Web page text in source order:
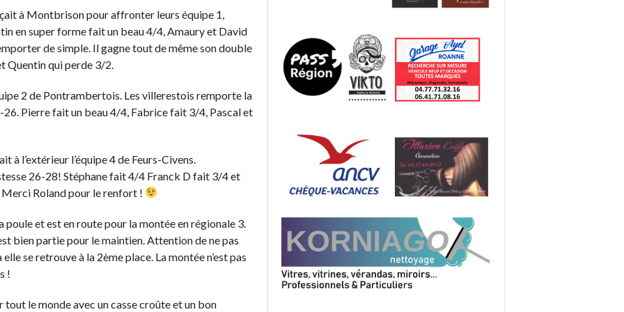
à Montbrison pour affronter leurs équipe 1,
en super forme fait un beau 4/4, Amaury et David
de simple. Il gagne tout de même son double
Quentin qui perde 3/2.
2 de Pontrambertois. Les villerestois remporte la
Pierre fait un beau 4/4, Fabrice fait 3/4, Pascal et
à l’extérieur l’équipe 4 de Feurs-Civens.
26-28! Stéphane fait 4/4 Franck D fait 3/4 et
Roland pour le renfort !
poule et est en route pour la montée en régionale 3.
bien partie pour le maintien. Attention de ne pas
se retrouve à la 2ème place. La montée n’est pas
!
tout le monde avec un casse croûte et un bon